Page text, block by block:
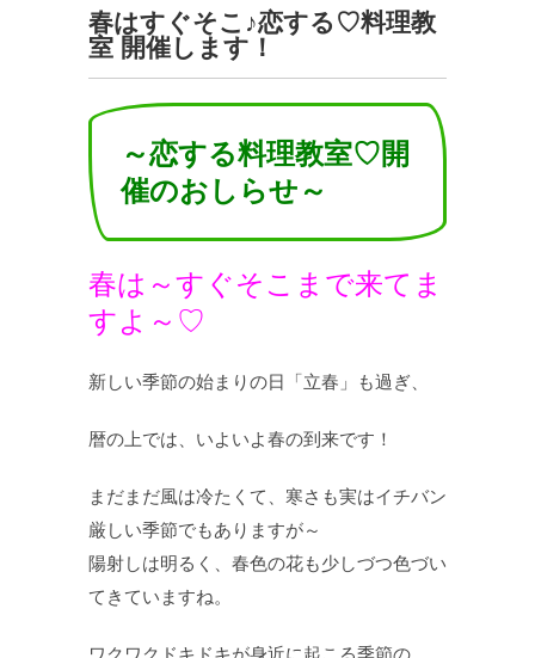
春はすぐそこ♪恋する♡料理教
室 開催します！
～恋する料理教室♡開
催のおしらせ～
春は～すぐそこまで来てま
すよ～♡
新しい季節の始まりの日「立春」も過ぎ、
暦の上では、いよいよ春の到来です！
まだまだ風は冷たくて、寒さも実はイチバン
厳しい季節でもありますが～
陽射しは明るく、春色の花も少しづつ色づい
てきていますね。
ワクワクドキドキが身近に起こる季節の